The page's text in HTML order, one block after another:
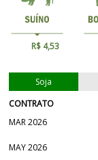
R$ 4,53
Soja
CONTRATO
MAR 2026
MAY 2026